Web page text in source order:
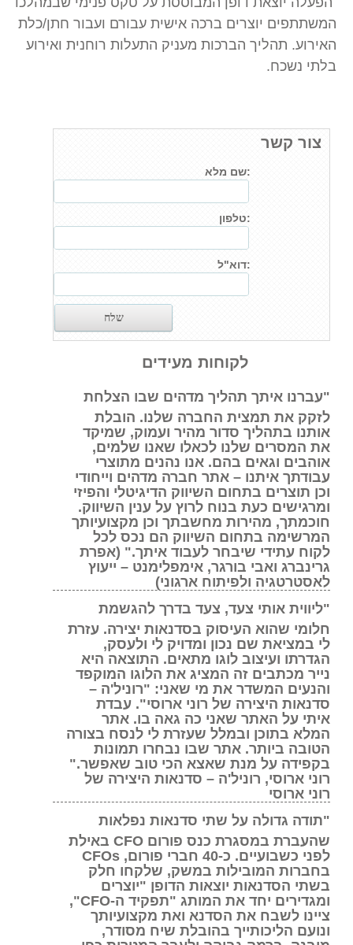
המשתתפים יוצרים ברכה אישית עבורם ועבור חתן/כלת
האירוע. תהליך הברכות מעניק התעלות רוחנית ואירוע
בלתי נשכח.
צור קשר
שם מלא:
טלפון:
דוא"ל:
לקוחות מעידים
"עברנו איתך תהליך מדהים שבו הצלחת
לזקק את תמצית החברה שלנו. הובלת
אותנו בתהליך סדור מהיר ועמוק, שמיקד
את המסרים שלנו לכאלו שאנו שלמים,
אוהבים וגאים בהם. אנו נהנים מתוצרי
עבודתך איתנו – אתר חברה מדהים וייחודי
וכן תוצרים בתחום השיווק הדיגיטלי והפיזי
ומרגישים כעת בנוח לרוץ על ענין השיווק.
חוכמתך, מהירות מחשבתך וכן מקצועיותך
המרשימה בתחום השיווק הם נכס לכל
לקוח עתידי שיבחר לעבוד איתך." (אפרת
גרינברג ואבי בורגר, אימפלימנט – ייעוץ
לאסטרטגיה ולפיתוח ארגוני)
"ליווית אותי צעד, צעד בדרך להגשמת
חלומי שהוא העיסוק בסדנאות יצירה. עזרת
לי במציאת שם נכון ומדויק לי ולעסק,
הגדרתו ועיצוב לוגו מתאים. התוצאה היא
נייר מכתבים זה המציג את הלוגו המוקפד
והנעים המשדר את מי שאני: "רוניל'ה –
סדנאות היצירה של רוני ארוסי". עבדת
איתי על האתר שאני כה גאה בו. אתר
המלא בתוכן ובמלל שעזרת לי לנסח בצורה
הטובה ביותר. אתר שבו נבחרו תמונות
בקפידה על מנת שאצא הכי טוב שאפשר."
רוני ארוסי, רוניל'ה – סדנאות היצירה של
רוני ארוסי
"תודה גדולה על שתי סדנאות נפלאות
שהעברת במסגרת כנס פורום CFO באילת
לפני כשבועיים. כ-40 חברי פורום, CFOs
בחברות המובילות במשק, שלקחו חלק
בשתי הסדנאות יוצאות הדופן "יוצרים
ומגדירים יחד את המותג "תפקיד ה-CFO",
ציינו לשבח את הסדנא ואת מקצועיותך
ונועם הליכותייך בהובלת שיח מסודר,